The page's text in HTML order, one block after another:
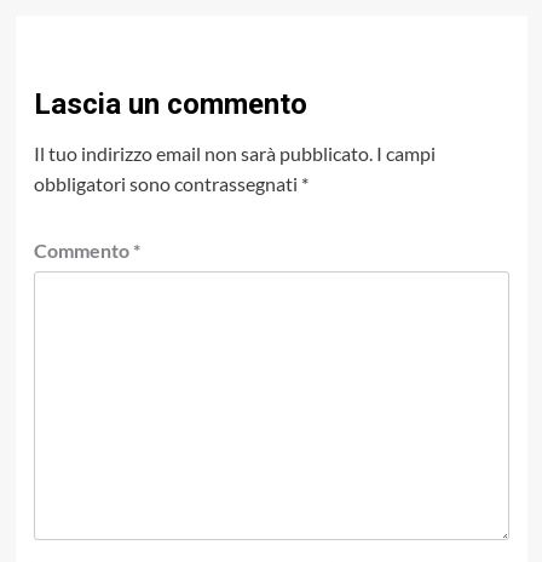
Lascia un commento
Il tuo indirizzo email non sarà pubblicato. I campi
obbligatori sono contrassegnati *
Commento *